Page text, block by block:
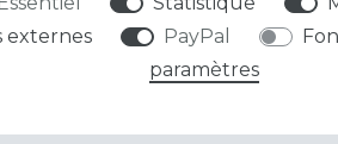
externes
PayPal
paramètres